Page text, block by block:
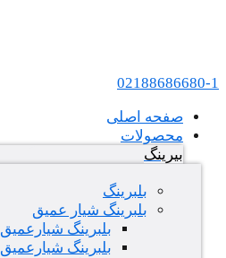
02188686680-1
صفحه اصلی
محصولات
بیرینگ
بلبرینگ
بلبرینگ شیار عمیق
بلبرینگ شیارعمیق SKF
بلبرینگ شیارعمیق FAG